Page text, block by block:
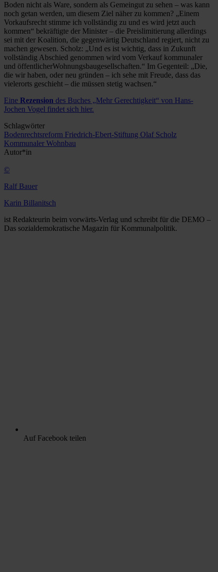
Boden nicht als Ware, sondern als Gemeingut zu sehen – was kann
noch getan werden, um diesem Ziel näher zu kommen? „Einem
Vorkaufsrecht stimme ich vollständig zu und es wird jetzt auch
kommen“ bekräftigte der Minister – die Preislimitierung allerdings
sei mit der Koalition, die gegenwärtig Deutschland regiert, nicht zu
machen gewesen. Scholz: „Und es ist wichtig, dass in Zukunft
vollständig Abschied genommen wird vom Verkauf kommunaler
und öffentlicherWohnungsbaugesellschaften.“ Im Gegenteil: „Die,
die wir haben, oder neu gründen – ich sehe mit Freude, dass das
vielerorts geschieht – die müssen stetig wachsen.“
Eine Rezension des Buches „Mehr Gerechtigkeit“ von Hans-
Jochen Vogel findet sich hier.
Schlagwörter
Bodenrechtsreform Friedrich-Ebert-Stiftung Olaf Scholz
Kommunaler Wohnbau
Autor*in
©
Ralf Bauer
Karin Billanitsch
ist Redakteurin beim vorwärts-Verlag und schreibt für die DEMO –
Das sozialdemokratische Magazin für Kommunalpolitik.
Auf Facebook teilen